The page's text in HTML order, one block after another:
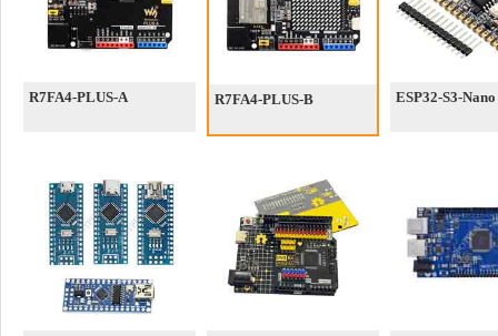
R7FA4-PLUS-A R7FA4-PLUS-B ESP32-S3-Nano